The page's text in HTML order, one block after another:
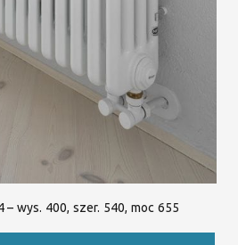
– wys. 400, szer. 540, moc 655